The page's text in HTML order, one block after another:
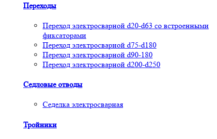
Переходы
Переход электросварной d20-d63 со встроенными
фиксаторами
Переход электросварной d75-d180
Переход электросварной d90-180
Переход электросварной d200-d250
Седловые отводы
Седелка электросварная
Тройники